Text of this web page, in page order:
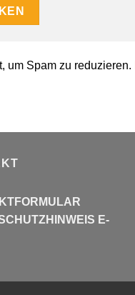
um Spam zu reduzieren.
E-